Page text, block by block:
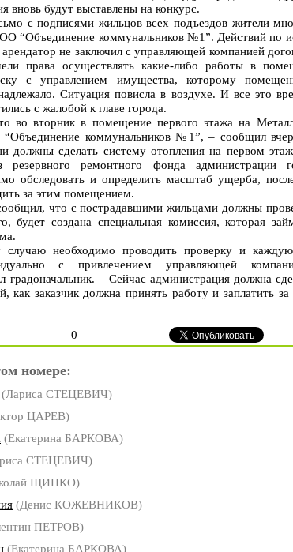
вновь будут выставлены на конкурс.
с подписями жильцов всех подъездов жители
“Объединение коммунальников №1”. Действий по
арендатор не заключил с управляющей компанией
права осуществлять какие-либо работы в
с управлением имущества, которому
Ситуация повисла в воздухе. И все это
с жалобой к главе города.
во вторник в помещение первого этажа на
“Объединение коммунальников №1”, – сообщил
должны сделать систему отопления на первом
резервного ремонтного фонда администрации
обследовать и определить масштаб ущерба,
за этим помещением.
что с пострадавшими жильцами должны
будет создана специальная комиссия, которая
необходимо проводить проверку и каждую
с привлечением управляющей
градоначальник. – Сейчас администрация должна
как заказчик должна принять работу и заплатить
0
номере:
(Лариса СТЕЦЕВИЧ)
ЦАРЕВ)
(Екатерина БАРКОВА)
СТЕЦЕВИЧ)
ЩИПКО)
(Денис КОЖЕВНИКОВ)
ПЕТРОВ)
(Екатерина БАРКОВА)